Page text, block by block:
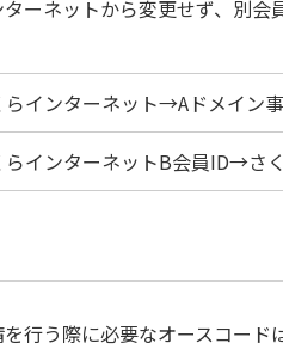
ーネットから変更せず、別
らインターネット→Aドメイン
らインターネットB会員ID→さ
行う際に必要なオースコード